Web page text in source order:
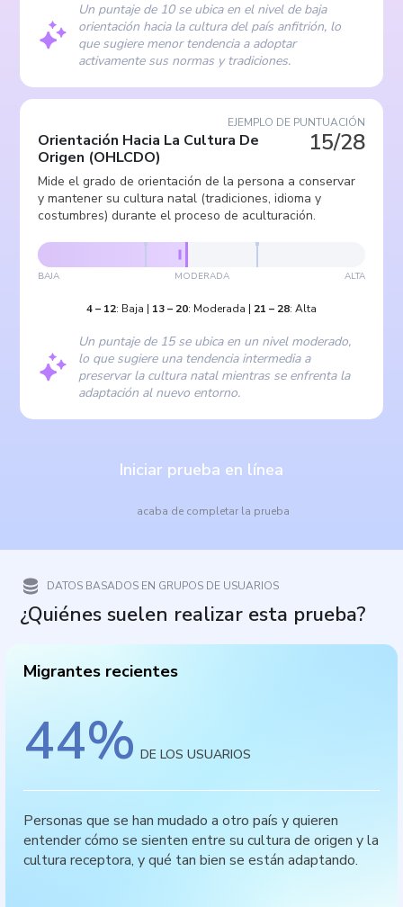
Un puntaje de 10 se ubica en el nivel de baja
orientación hacia la cultura del país anfitrión, lo
que sugiere menor tendencia a adoptar
activamente sus normas y tradiciones.
EJEMPLO DE PUNTUACIÓN
15/28
Orientación Hacia La Cultura De
Origen (OHLCDO)
Mide el grado de orientación de la persona a conservar
y mantener su cultura natal (tradiciones, idioma y
costumbres) durante el proceso de aculturación.
BAJA MODERADA ALTA
4– 12: Baja | 13– 20: Moderada | 21 – 28: Alta
Un puntaje de 15 se ubica en un nivel moderado,
lo que sugiere una tendencia intermedia a
preservar la cultura natal mientras se enfrenta la
adaptación al nuevo entorno.
Iniciar prueba en línea
acaba de completar la prueba
DATOS BASADOS EN GRUPOS DE USUARIOS
¿Quiénes suelen realizar esta prueba?
Migrantes recientes
44% DE LOS USUARIOS
Personas que se han mudado a otro país y quieren
entender cómo se sienten entre su cultura de origen y la
cultura receptora, y qué tan bien se están adaptando.